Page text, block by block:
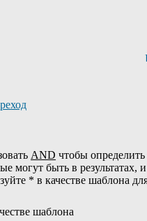
AND чтобы
могут быть в результатах, и
* в качестве шаблона
шаблона